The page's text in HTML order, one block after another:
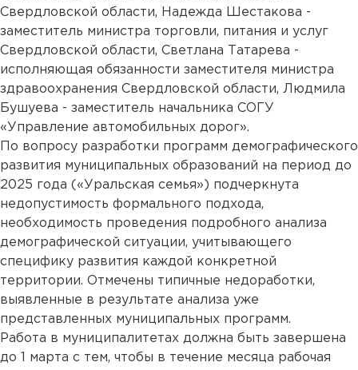
Свердловской области, Надежда Шестакова -
заместитель министра торговли, питания и услуг
Свердловской области, Светлана Татарева -
исполняющая обязанности заместителя министра
здравоохранения Свердловской области, Людмила
Бушуева - заместитель начальника СОГУ
«Управление автомобильных дорог».
По вопросу разработки программ демографического
развития муниципальных образований на период до
2025 года («Уральская семья») подчеркнута
недопустимость формального подхода,
необходимость проведения подробного анализа
демографической ситуации, учитывающего
специфику развития каждой конкретной
территории. Отмечены типичные недоработки,
выявленные в результате анализа уже
представленных муниципальных программ.
Работа в муниципалитетах должна быть завершена
до 1 марта с тем, чтобы в течение месяца рабочая